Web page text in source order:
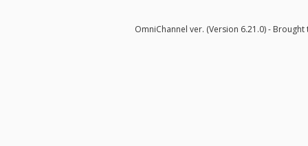
OmniChannel ver. (Version 6.21.0) -